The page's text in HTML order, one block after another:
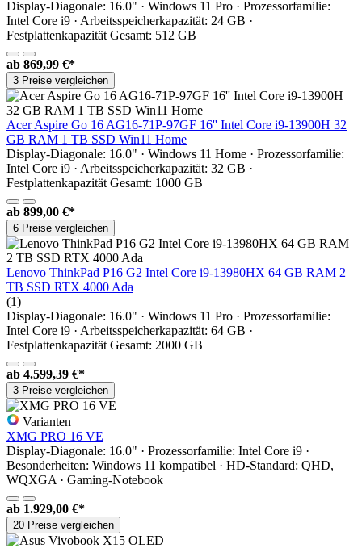
Display-Diagonale: 16.0" · Windows 11 Pro · Prozessorfamilie:
Intel Core i9 · Arbeitsspeicherkapazität: 24 GB ·
Festplattenkapazität Gesamt: 512 GB
ab 869,99 €*
3 Preise vergleichen
Acer Aspire Go 16 AG16-71P-97GF 16'' Intel Core i9-13900H 32
GB RAM 1 TB SSD Win11 Home
Display-Diagonale: 16.0" · Windows 11 Home · Prozessorfamilie:
Intel Core i9 · Arbeitsspeicherkapazität: 32 GB ·
Festplattenkapazität Gesamt: 1000 GB
ab 899,00 €*
6 Preise vergleichen
Lenovo ThinkPad P16 G2 Intel Core i9-13980HX 64 GB RAM 2
TB SSD RTX 4000 Ada
(1)
Display-Diagonale: 16.0" · Windows 11 Pro · Prozessorfamilie:
Intel Core i9 · Arbeitsspeicherkapazität: 64 GB ·
Festplattenkapazität Gesamt: 2000 GB
ab 4.599,39 €*
3 Preise vergleichen
Varianten
XMG PRO 16 VE
Display-Diagonale: 16.0" · Prozessorfamilie: Intel Core i9 ·
Besonderheiten: Windows 11 kompatibel · HD-Standard: QHD,
WQXGA · Gaming-Notebook
ab 1.929,00 €*
20 Preise vergleichen